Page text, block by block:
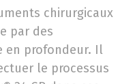
chirurgicaux
par des
en profondeur. Il
le processus